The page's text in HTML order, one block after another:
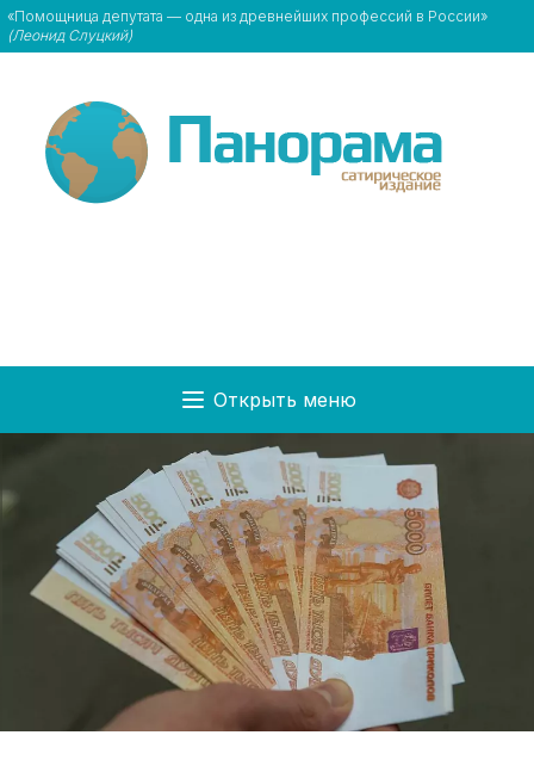
«Помощница депутата — одна из древнейших профессий в России»
(Леонид Слуцкий)
Открыть меню